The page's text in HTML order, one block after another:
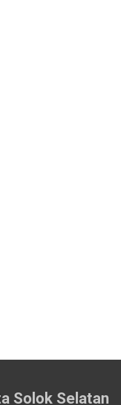
Solok Selatan